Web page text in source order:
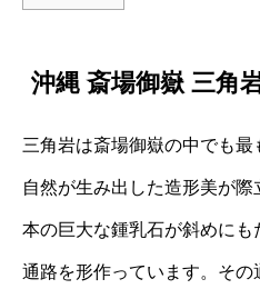
沖縄 斎場御嶽 三角
三角岩は斎場御嶽の中でも最
自然が生み出した造形美が
本の巨大な鍾乳石が斜めに
通路を形作っています。その